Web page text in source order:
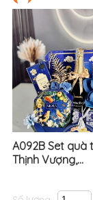
A092B Set quà
Thịnh Vượng,...